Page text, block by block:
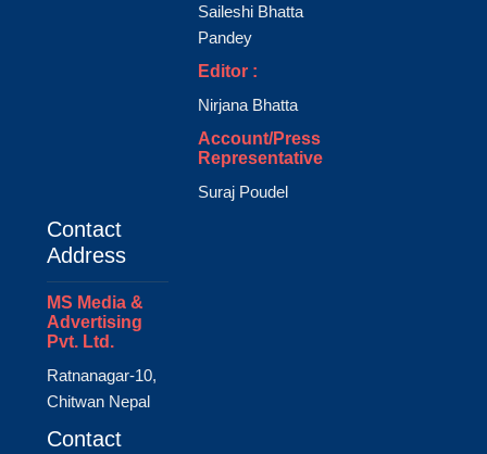
Saileshi Bhatta
Pandey
Editor :
Nirjana Bhatta
Account/Press
Representative
Suraj Poudel
Contact
Address
MS Media &
Advertising
Pvt. Ltd.
Ratnanagar-10,
Chitwan Nepal
Contact